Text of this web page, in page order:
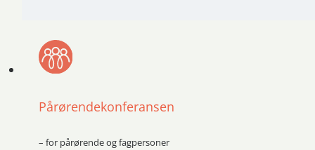
Pårørendekonferansen
– for pårørende og fagpersoner